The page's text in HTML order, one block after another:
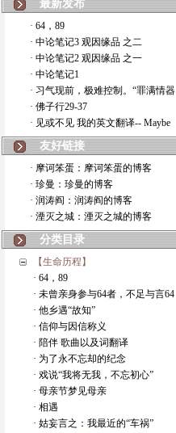
最新发布
· 64，89
· 中论笔记3 观因缘品 之二
· 中论笔记2 观因缘品 之一
· 中论笔记1
· 习气现前，极难控制。“罪满情器
· 佛子行29-37
· 见或不见 我的英文翻译-- Maybe
友好链接
· 摩诃笨蛋：摩诃笨蛋的博客
· 珍曼：珍曼的博客
· 润涛阎：润涛阎的博客
· 湮灭之城：湮灭之城的博客
分类目录
【生命历程】
· 64，89
· 未曾亲身参与64者，不足与言64
· 他乡遇“故知”
· 信仰与因信称义
· 陪伴 歌曲以及词翻译
· 为了永不忘却的纪念
· 戏说“我将无我，不忘初心”
· 母亲节梦见母亲
· 相遇
· 姑妄言之：我最近的“车祸”